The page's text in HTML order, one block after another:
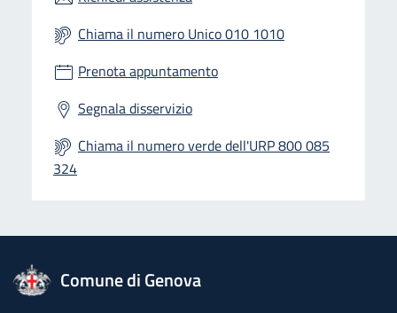
Chiama il numero Unico 010 1010
Prenota appuntamento
Segnala disservizio
Chiama il numero verde dell'URP 800 085
324
logo Unione Europea
Comune di Genova